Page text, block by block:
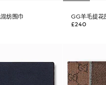
纺围巾
GG羊毛提花
£240